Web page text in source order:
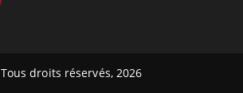
Tous droits réservés, 2026